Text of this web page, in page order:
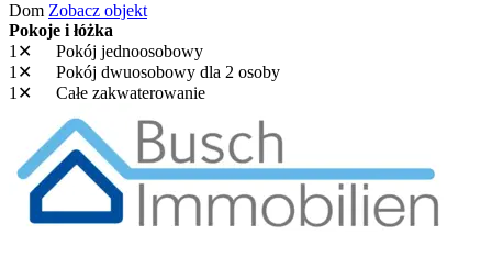
Dom Zobacz objekt
Pokoje i łóżka
1✕
Pokój jednoosobowy
1✕
Pokój dwuosobowy dla 2 osoby
1✕
Całe zakwaterowanie